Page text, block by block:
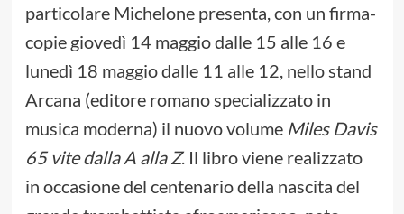
particolare Michelone presenta, con un firma-
copie giovedì 14 maggio dalle 15 alle 16 e
lunedì 18 maggio dalle 11 alle 12, nello stand
Arcana (editore romano specializzato in
musica moderna) il nuovo volume Miles Davis
65 vite dalla A alla Z. Il libro viene realizzato
in occasione del centenario della nascita del